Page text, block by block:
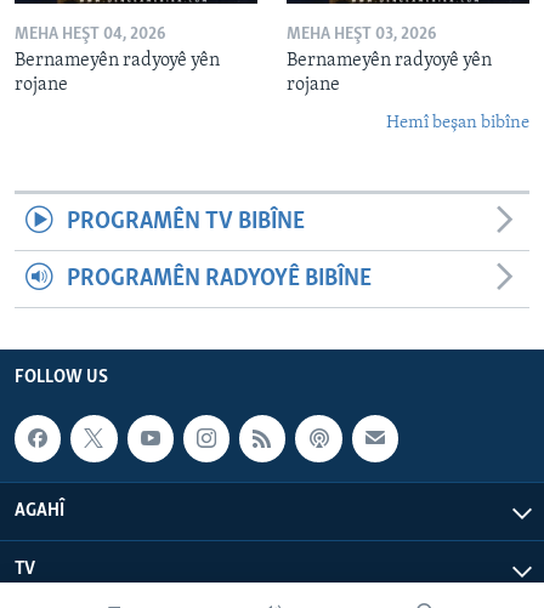
MEHA HEŞT 04, 2026
Bernameyên radyoyê yên
rojane
MEHA HEŞT 03, 2026
Bernameyên radyoyê yên
rojane
Hemî beşan bibîne
PROGRAMÊN TV BIBÎNE
PROGRAMÊN RADYOYÊ BIBÎNE
FOLLOW US
AGAHÎ
TV